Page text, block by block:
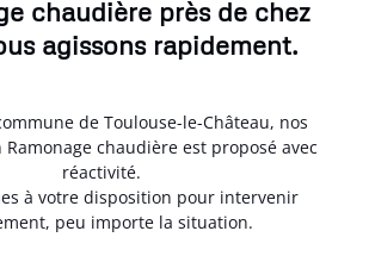
chaudière près de chez
agissons rapidement.
de Toulouse-le-Château, nos
chaudière est proposé avec
réactivité.
à votre disposition pour intervenir
peu importe la situation.